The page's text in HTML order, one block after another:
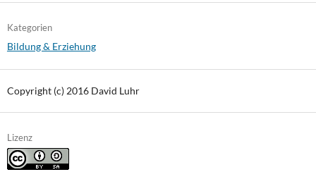
Kategorien
Bildung & Erziehung
Copyright (c) 2016 David Luhr
Lizenz